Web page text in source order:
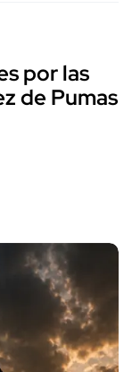
por las
de Pumas